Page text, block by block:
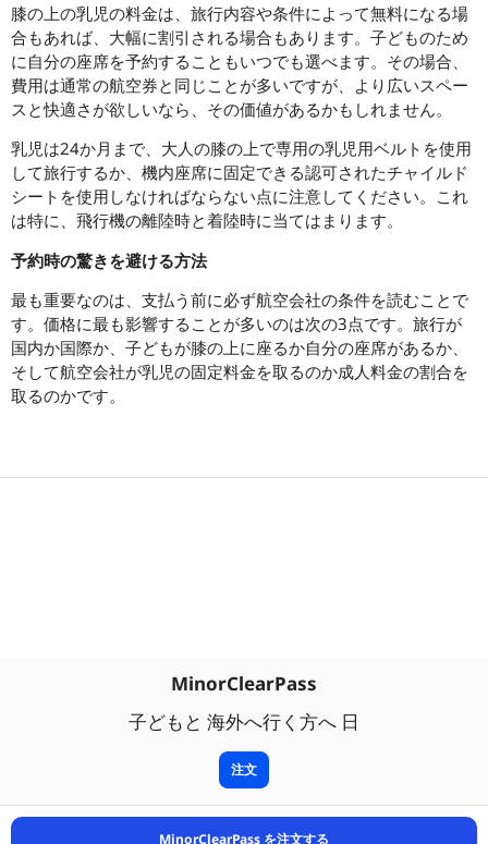
膝の上の乳児の料金は、旅行内容や条件によって無料になる場
合もあれば、大幅に割引される場合もあります。子どものため
に自分の座席を予約することもいつでも選べます。その場合、
費用は通常の航空券と同じことが多いですが、より広いスペー
スと快適さが欲しいなら、その価値があるかもしれません。
乳児は24か月まで、大人の膝の上で専用の乳児用ベルトを使用
して旅行するか、機内座席に固定できる認可されたチャイルド
シートを使用しなければならない点に注意してください。これ
は特に、飛行機の離陸時と着陸時に当てはまります。
予約時の驚きを避ける方法
最も重要なのは、支払う前に必ず航空会社の条件を読むことで
す。価格に最も影響することが多いのは次の3点です。旅行が
国内か国際か、子どもが膝の上に座るか自分の座席があるか、
そして航空会社が乳児の固定料金を取るのか成人料金の割合を
取るのかです。
MinorClearPass
子どもと 海外へ行く方へ 日
注文
MinorClearPass を注文する